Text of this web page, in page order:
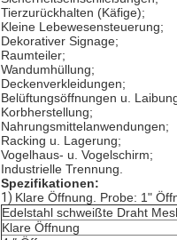
Tierzurückhalten (Käfige);
Kleine Lebewesensteuerung;
Dekorativer Signage;
Raumteiler;
Wandumhüllung;
Deckenverkleidungen;
Belüftungsöffnungen u.
Korbherstellung;
Nahrungsmittelanwendungen;
Racking u. Lagerung;
Vogelhaus- u. Vogelschirm;
Industrielle Trennung.
Spezifikationen:
1) Klare Öffnung. Probe: 1"
Edelstahl schweißte Draht
Klare Öffnung